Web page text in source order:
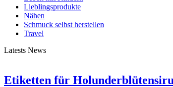
Lieblingsprodukte
Nähen
Schmuck selbst herstellen
Travel
Latests News
Etiketten für